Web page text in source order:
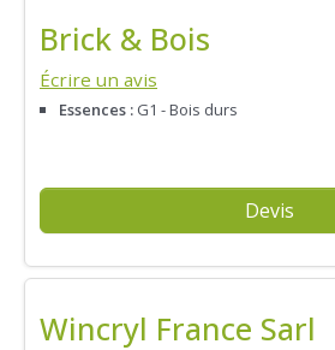
Brick & Bois
Écrire un avis
Essences : G1 - Bois durs
Devis
Wincryl France Sarl